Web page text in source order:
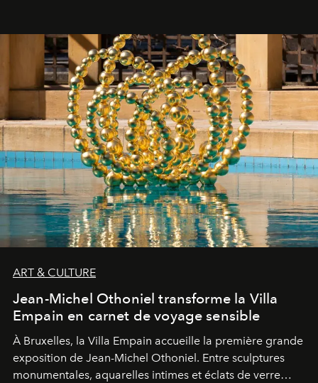
ART & CULTURE
Jean-Michel Othoniel transforme la Villa
Empain en carnet de voyage sensible
À Bruxelles, la Villa Empain accueille la première grande
exposition de Jean-Michel Othoniel. Entre sculptures
monumentales, aquarelles intimes et éclats de verre